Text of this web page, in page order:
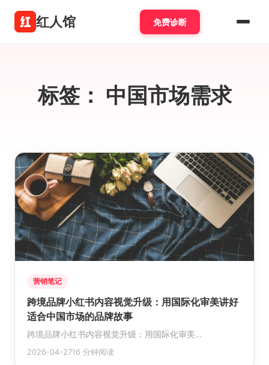
红人馆 免费诊断
标签： 中国市场需求
营销笔记
跨境品牌小红书内容视觉升级：用国际化审美讲好
适合中国市场的品牌故事
跨境品牌小红书内容视觉升级：用国际化审美…
2026-04-2716 分钟阅读